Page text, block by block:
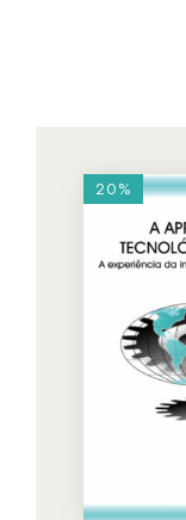
20%